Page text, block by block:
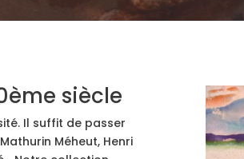
siècle
Il suffit de passer
Méheut, Henri